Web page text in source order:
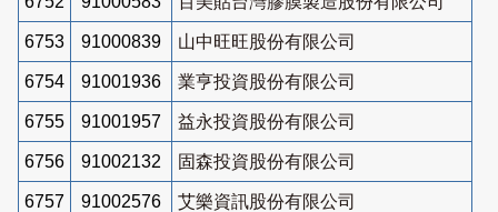
6753 91000839 山中旺旺股份有限公司
6754 91001936 業亨投資股份有限公司
6755 91001957 益永投資股份有限公司
6756 91002132 固森投資股份有限公司
6757 91002576 艾樂資訊股份有限公司